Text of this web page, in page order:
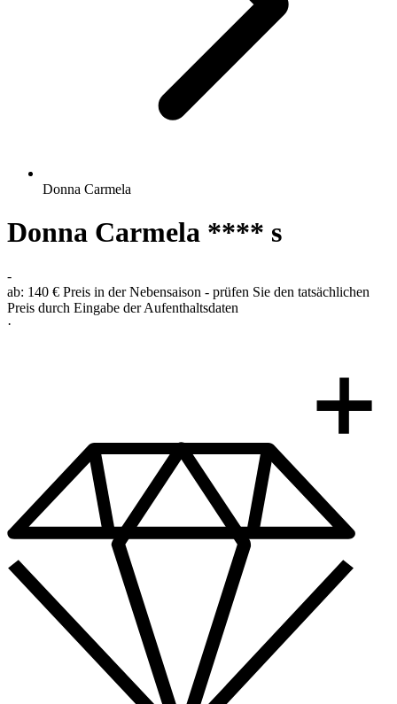
Donna Carmela
Donna Carmela **** s
-
ab: 140 € Preis in der Nebensaison - prüfen Sie den tatsächlichen
Preis durch Eingabe der Aufenthaltsdaten
·